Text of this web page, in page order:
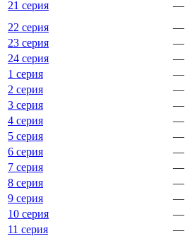
21 серия
—
22 серия
—
23 серия
—
24 серия
—
1 серия
—
2 серия
—
3 серия
—
4 серия
—
5 серия
—
6 серия
—
7 серия
—
8 серия
—
9 серия
—
10 серия
—
11 серия
—